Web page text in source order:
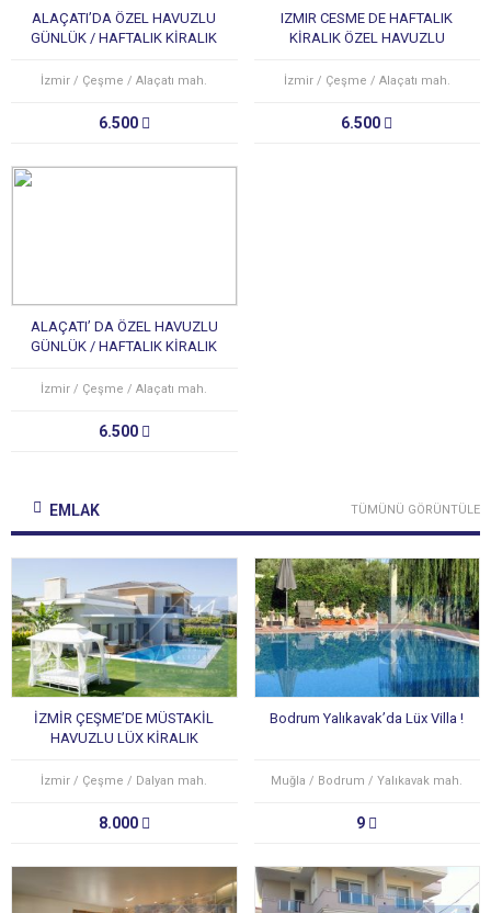
ALAÇATI’DA ÖZEL HAVUZLU
GÜNLÜK / HAFTALIK KİRALIK
İzmir / Çeşme / Alaçatı mah.
6.500
IZMIR CESME DE HAFTALIK
KİRALIK ÖZEL HAVUZLU
İzmir / Çeşme / Alaçatı mah.
6.500
ALAÇATI’ DA ÖZEL HAVUZLU
GÜNLÜK / HAFTALIK KİRALIK
İzmir / Çeşme / Alaçatı mah.
6.500
EMLAK TÜMÜNÜ GÖRÜNTÜLE
İZMİR ÇEŞME’DE MÜSTAKİL
HAVUZLU LÜX KİRALIK
İzmir / Çeşme / Dalyan mah.
8.000
Bodrum Yalıkavak’da Lüx Villa !
Muğla / Bodrum / Yalıkavak mah.
9